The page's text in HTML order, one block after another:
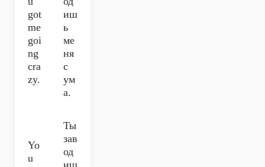
got
me
goi
ng
cra
zy.
иш
ь
ме
ня
с
ум
а.
Yo
u
Ты
зав
од
иш